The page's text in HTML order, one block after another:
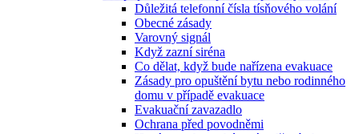
Důležitá telefonní čísla tísňového volání
Obecné zásady
Varovný signál
Když zazní siréna
Co dělat, když bude nařízena evakuace
Zásady pro opuštění bytu nebo rodinného
domu v případě evakuace
Evakuační zavazadlo
Ochrana před povodněmi